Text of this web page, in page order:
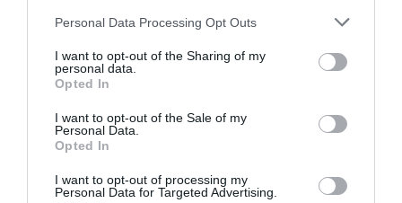
Personal Data Processing Opt Outs
I want to opt-out of the Sharing of my
personal data.
Opted In
I want to opt-out of the Sale of my
Personal Data.
Opted In
I want to opt-out of processing my
Personal Data for Targeted Advertising.
Relacionado
Laporta sigue sin dar explicaciones mientras
1 año atrás
Djokovic todavía no está listo: cae con
Opelka en cuartos y ...